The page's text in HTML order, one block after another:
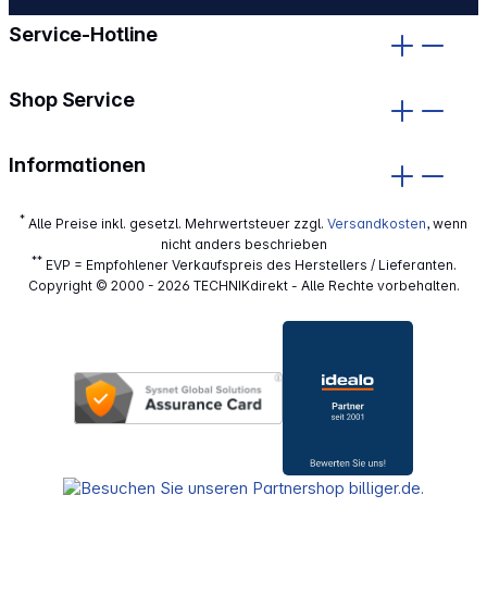
Service-Hotline
Shop Service
Informationen
* Alle Preise inkl. gesetzl. Mehrwertsteuer zzgl. Versandkosten, wenn
nicht anders beschrieben
**EVP = Empfohlener Verkaufspreis des Herstellers / Lieferanten.
Copyright © 2000 - 2026 TECHNIKdirekt - Alle Rechte vorbehalten.